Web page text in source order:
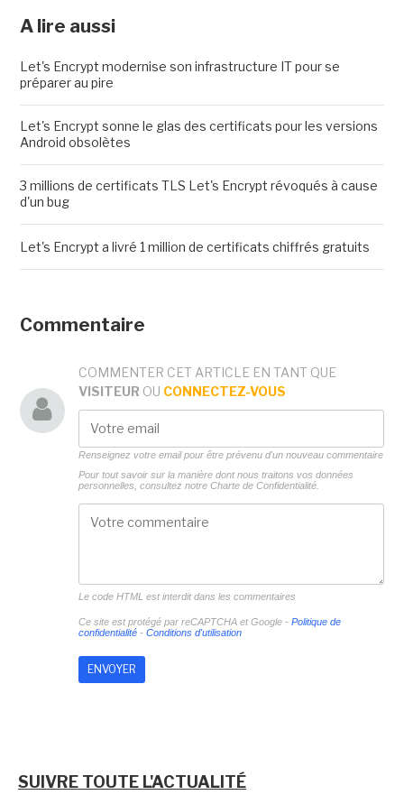
A lire aussi
Let's Encrypt modernise son infrastructure IT pour se
préparer au pire
Let's Encrypt sonne le glas des certificats pour les versions
Android obsolètes
3 millions de certificats TLS Let's Encrypt révoqués à cause
d'un bug
Let's Encrypt a livré 1 million de certificats chiffrés gratuits
Commentaire
COMMENTER CET ARTICLE EN TANT QUE
VISITEUR OU CONNECTEZ-VOUS
Renseignez votre email pour être prévenu d'un nouveau commentaire
Pour tout savoir sur la manière dont nous traitons vos données
personnelles, consultez notre Charte de Confidentialité.
Le code HTML est interdit dans les commentaires
Ce site est protégé par reCAPTCHA et Google - Politique de
confidentialité- Conditions d'utilisation
SUIVRE TOUTE L'ACTUALITÉ